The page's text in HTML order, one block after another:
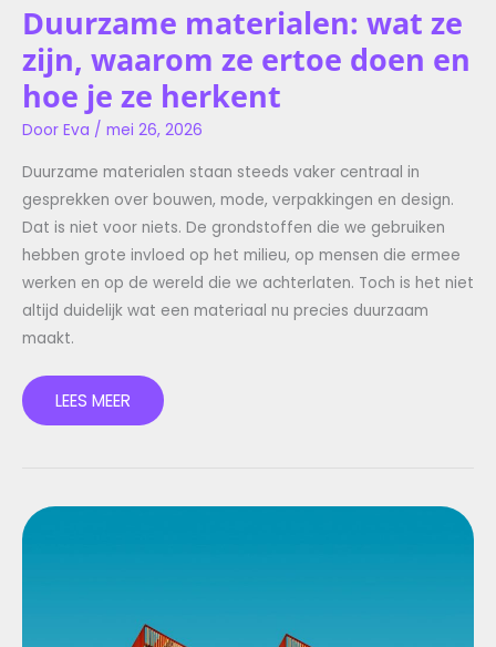
Duurzame materialen: wat ze
zijn, waarom ze ertoe doen en
hoe je ze herkent
Door Eva / mei 26, 2026
Duurzame materialen staan steeds vaker centraal in
gesprekken over bouwen, mode, verpakkingen en design.
Dat is niet voor niets. De grondstoffen die we gebruiken
hebben grote invloed op het milieu, op mensen die ermee
werken en op de wereld die we achterlaten. Toch is het niet
altijd duidelijk wat een materiaal nu precies duurzaam
maakt.
LEES MEER
MODERNE